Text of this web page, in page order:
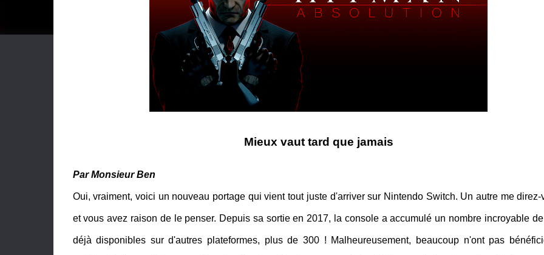
Mieux vaut tard que jamais
Par Monsieur Ben
Oui, vraiment, voici un nouveau portage qui vient tout juste d'arriver sur Nintendo Switch. Un autre me direz-
et vous avez raison de le penser. Depuis sa sortie en 2017, la console a accumulé un nombre incroyable
déjà disponibles sur d'autres plateformes, plus de 300 ! Malheureusement, beaucoup n'ont pas